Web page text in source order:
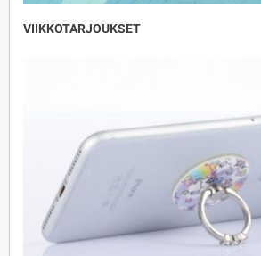
VIIKKOTARJOUKSET